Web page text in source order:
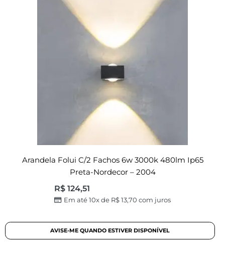
Arandela Folui C/2 Fachos 6w 3000k 480lm Ip65
Preta-Nordecor – 2004
R$ 124,51
Em até 10x de R$13,70 com juros